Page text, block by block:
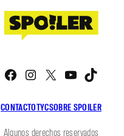
CONTACTOTYCSOBRE SPOILER
Facebook
Instagram
X
Algunos derechos reservados